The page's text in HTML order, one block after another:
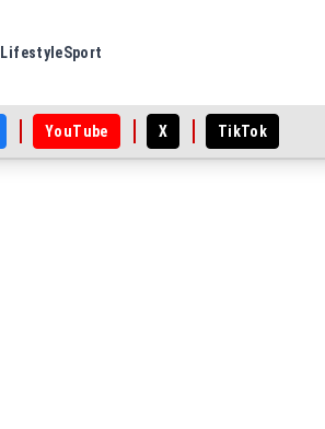
LifestyleSport
YouTube X TikTok